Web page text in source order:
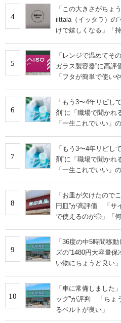
4
「この大きさがちょ
iittala（イッタラ）の
けで嬉しくなる」「
5
「レンジで温めてそ
ガラス製容器”に高
「フタが簡単で使い
6
「もう3〜4年リピし
剤”に「職場で聞かれ
「一生これでいい」
7
「もう3〜4年リピし
剤”に「職場で聞かれ
「一生これでいい」
8
「お皿が欠けたので
円皿”が高評価 「サ
で使えるのが◎」「何
9
「36度の中5時間移
ズの“1480円大容量
い物にちょうど良い
10
「車に常備しました
ッグ”が評判 「ちょ
るベルトが良い」